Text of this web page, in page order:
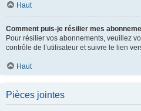
Haut
Comment puis-je résilier mes
Pour résilier vos abonnements, veuillez
contrôle de l’utilisateur et suivre le lien
Haut
Pièces jointes